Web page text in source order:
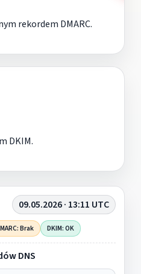
rekordem DMARC.
DKIM.
09.05.2026 · 13:11 UTC
Brak DKIM: OK
DNS